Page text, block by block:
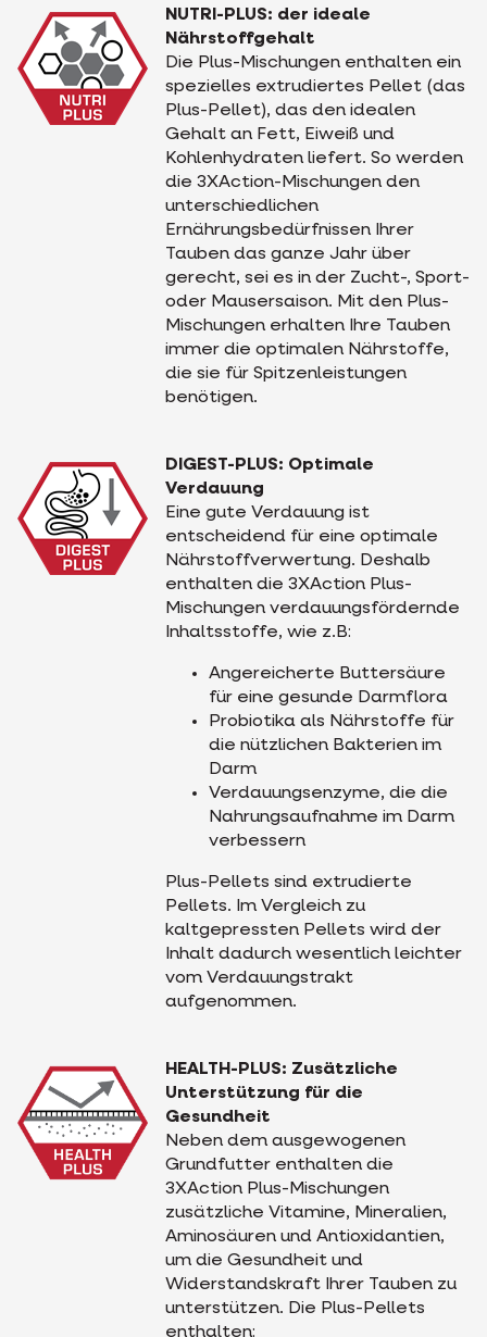
NUTRI-PLUS: der ideale
Nährstoffgehalt
Die Plus-Mischungen enthalten ein
spezielles extrudiertes Pellet (das
Plus-Pellet), das den idealen
Gehalt an Fett, Eiweiß und
Kohlenhydraten liefert. So werden
die 3XAction-Mischungen den
unterschiedlichen
Ernährungsbedürfnissen Ihrer
Tauben das ganze Jahr über
gerecht, sei es in der Zucht-, Sport-
oder Mausersaison. Mit den Plus-
Mischungen erhalten Ihre Tauben
immer die optimalen Nährstoffe,
die sie für Spitzenleistungen
benötigen.
DIGEST-PLUS: Optimale
Verdauung
Eine gute Verdauung ist
entscheidend für eine optimale
Nährstoffverwertung. Deshalb
enthalten die 3XAction Plus-
Mischungen verdauungsfördernde
Inhaltsstoffe, wie z.B:
Angereicherte Buttersäure
für eine gesunde Darmflora
Probiotika als Nährstoffe für
die nützlichen Bakterien im
Darm
Verdauungsenzyme, die die
Nahrungsaufnahme im Darm
verbessern
Plus-Pellets sind extrudierte
Pellets. Im Vergleich zu
kaltgepressten Pellets wird der
Inhalt dadurch wesentlich leichter
vom Verdauungstrakt
aufgenommen.
HEALTH-PLUS: Zusätzliche
Unterstützung für die
Gesundheit
Neben dem ausgewogenen
Grundfutter enthalten die
3XAction Plus-Mischungen
zusätzliche Vitamine, Mineralien,
Aminosäuren und Antioxidantien,
um die Gesundheit und
Widerstandskraft Ihrer Tauben zu
unterstützen. Die Plus-Pellets
enthalten: